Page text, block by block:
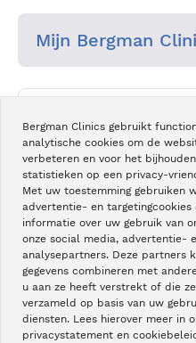
Bergman Clinics gebruikt
analytische cookies om de
verbeteren en voor het
statistieken op een privacy-
Met uw toestemming gebruiken
advertentie- en targetingcookies
informatie over uw gebruik van
onze social media, advertentie-
analysepartners. Deze partners
gegevens combineren met
u aan ze heeft verstrekt of die
verzameld op basis van uw
diensten. Lees hierover meer in
privacystatement en
Mijn Bergman
Klantwaardering
Onze
helpt u weer